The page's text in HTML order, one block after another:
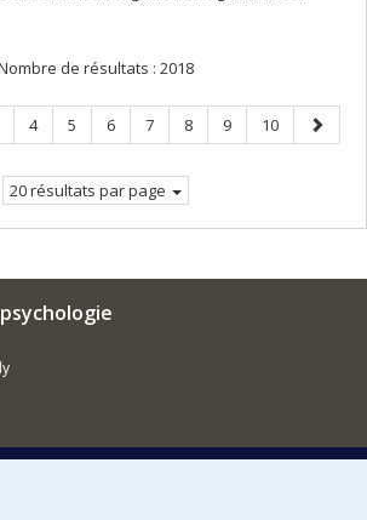
de résultats : 2018
Page
4 Page
5 Page
6 Page
7 Page
8 Page
9 Page
10
Page
20 résultats par page